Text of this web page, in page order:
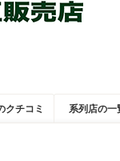
クチコミ 系列店の一